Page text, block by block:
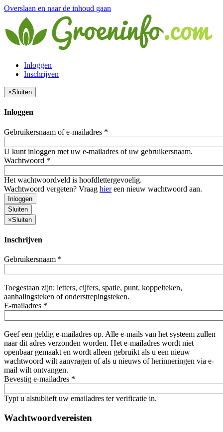
Overslaan en naar de inhoud gaan
Inloggen
Inschrijven
×Sluiten
Inloggen
Gebruikersnaam of e-mailadres *
U kunt inloggen met uw e-mailadres of uw gebruikersnaam.
Wachtwoord *
Het wachtwoordveld is hoofdlettergevoelig.
Wachtwoord vergeten? Vraag hiereen nieuw wachtwoord aan.
Inloggen
Sluiten
×Sluiten
Inschrijven
Gebruikersnaam *
Toegestaan zijn: letters, cijfers, spatie, punt, koppelteken,
aanhalingsteken of onderstrepingsteken.
E-mailadres *
Geef een geldig e-mailadres op. Alle e-mails van het systeem zullen
naar dit adres verzonden worden. Het e-mailadres wordt niet
openbaar gemaakt en wordt alleen gebruikt als u een nieuw
wachtwoord wilt aanvragen of als u nieuws of herinneringen via e-
mail wilt ontvangen.
Bevestig e-mailadres *
Typt u alstublieft uw emailadres ter verificatie in.
Wachtwoordvereisten